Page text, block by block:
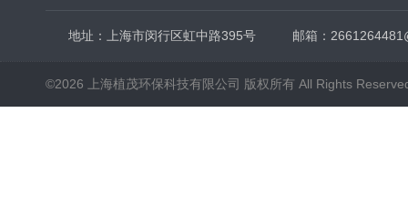
地址：上海市闵行区虹中路395号 邮箱：
©2026 上海植茂环保科技有限公司 版权所有 All Rights